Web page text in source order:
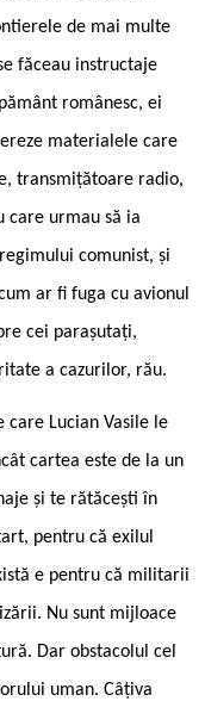
de mai multe
făceau instructaje
românesc, ei
materialele care
transmițătoare radio,
care urmau să ia
comunist, și
ar fi fuga cu avionul
cei parașutați,
a cazurilor, rău.
care Lucian Vasile le
cartea este de la un
și te rătăcești în
pentru că exilul
e pentru că militarii
Nu sunt mijloace
Dar obstacolul cel
uman. Câțiva